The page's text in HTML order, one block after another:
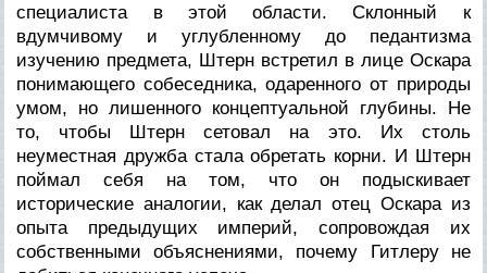
специалиста в этой области. Склонный к
вдумчивому и углубленному до педантизма
изучению предмета, Штерн встретил в лице Оскара
понимающего собеседника, одаренного от природы
умом, но лишенного концептуальной глубины. Не
то, чтобы Штерн сетовал на это. Их столь
неуместная дружба стала обретать корни. И Штерн
поймал себя на том, что он подыскивает
исторические аналогии, как делал отец Оскара из
опыта предыдущих империй, сопровождая их
собственными объяснениями, почему Гитлеру не